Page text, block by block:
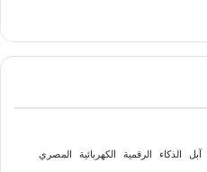
آبل الذكاء الرقمية الكهربائية المصري